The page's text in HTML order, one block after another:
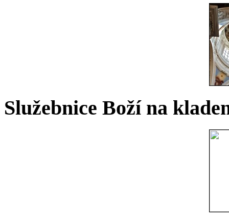
Služebnice Boží na